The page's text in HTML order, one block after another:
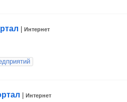
Интернет
Интернет